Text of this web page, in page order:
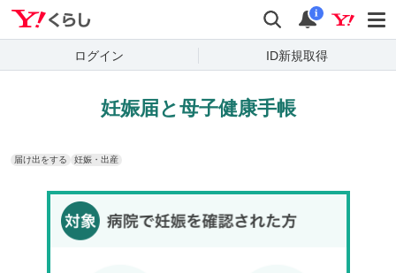
検索 通知
i
ログイン ID新規取得
妊娠届と母子健康手帳
届け出をする 妊娠・出産